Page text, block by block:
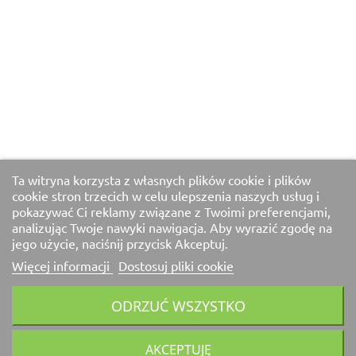
Ta witryna korzysta z własnych plików cookie i plików
cookie stron trzecich w celu ulepszenia naszych usług i
pokazywać Ci reklamy związane z Twoimi preferencjami,
analizując Twoje nawyki nawigacja. Aby wyrazić zgodę na
jego użycie, naciśnij przycisk Akceptuj.
Więcej informacji
Dostosuj pliki cookie
ODRZUĆ WSZYSTKO
AKCEPTUJĘ